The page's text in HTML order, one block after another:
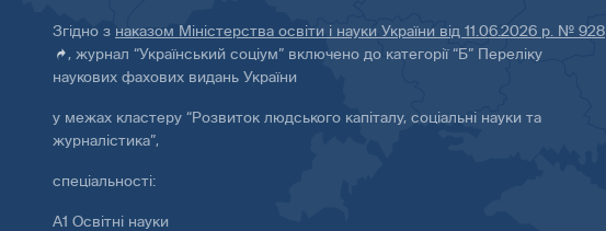
Згідно з наказом Міністерства освіти і науки України від 11.06.2026 р. № 928
, журнал “Український соціум” включено до категорії “Б” Переліку
наукових фахових видань України
у межах кластеру “Розвиток людського капіталу, соціальні науки та
журналістика”,
спеціальності:
А1 Освітні науки